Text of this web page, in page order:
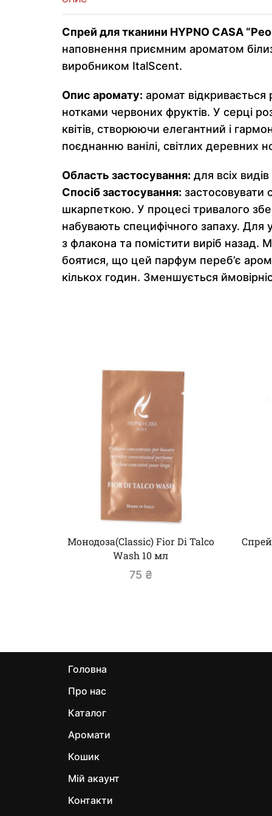
Спрей для тканини HYPNO CASA
наповнення приємним ароматом
виробником ItalScent.
Опис аромату: аромат
нотками червоних фруктів. У серці
квітів, створюючи елегантний і
поєднанню ванілі, світлих деревних
Область застосування: для всіх
Спосіб застосування: застосовувати
шкарпеткою. У процесі тривалого
набувають специфічного запаху. Для
з флакона та помістити виріб
боятися, що цей парфум переб’є
кількох годин. Зменшується
Монодоза(Classic) Fior Di Talco
Wash 10 мл
75 ₴
Головна
Про нас
Каталог
Аромати
Кошик
Мій акаунт
Контакти